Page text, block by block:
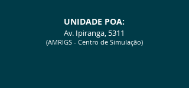
UNIDADE POA:
Av. Ipiranga, 5311
(AMRIGS - Centro de Simulação)